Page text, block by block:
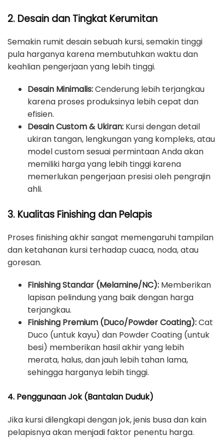
2. Desain dan Tingkat Kerumitan
Semakin rumit desain sebuah kursi, semakin tinggi
pula harganya karena membutuhkan waktu dan
keahlian pengerjaan yang lebih tinggi.
Desain Minimalis:Cenderung lebih terjangkau
karena proses produksinya lebih cepat dan
efisien.
Desain Custom & Ukiran: Kursi dengan detail
ukiran tangan, lengkungan yang kompleks, atau
model custom sesuai permintaan Anda akan
memiliki harga yang lebih tinggi karena
memerlukan pengerjaan presisi oleh pengrajin
ahli.
3. Kualitas Finishing dan Pelapis
Proses finishing akhir sangat memengaruhi tampilan
dan ketahanan kursi terhadap cuaca, noda, atau
goresan.
Finishing Standar (Melamine/NC): Memberikan
lapisan pelindung yang baik dengan harga
terjangkau.
Finishing Premium (Duco/Powder Coating):Cat
Duco (untuk kayu) dan Powder Coating (untuk
besi) memberikan hasil akhir yang lebih
merata, halus, dan jauh lebih tahan lama,
sehingga harganya lebih tinggi.
4. Penggunaan Jok (Bantalan Duduk)
Jika kursi dilengkapi dengan jok, jenis busa dan kain
pelapisnya akan menjadi faktor penentu harga.